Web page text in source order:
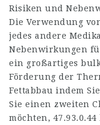
Risiken und
Die Verwendung
jedes andere
Nebenwirkungen
ein großartiges
Förderung der
Fettabbau indem
Sie einen zweiten
möchten, 47.93.0.44